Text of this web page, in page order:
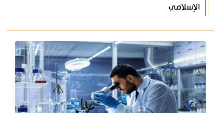
الإسلامي